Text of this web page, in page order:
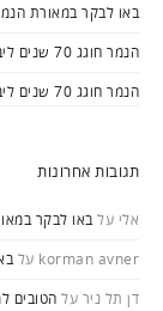
באו לבקר במאורת
הנמר חוגג 70 שנים ליבמ ישראל – חלק ג'
הנמר חוגג 70 שנים ליבמ ישראל – חלק א'
תגובות אחרונות
אלי עלבאו לבקר
korman avner על
דן תל ניר על הטובים